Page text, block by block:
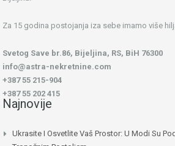
Za 15 godina postojanja iza sebe imamo više
Svetog Save br.86, Bijeljina, RS, BiH 76300
info@astra-nekretnine.com
+387 55 215-904
+387 55 202 415
Najnovije
Ukrasite I Osvetlite Vaš Prostor: U Modi Su